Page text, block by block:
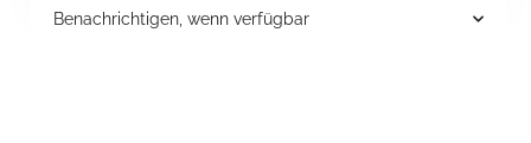
Benachrichtigen, wenn verfügbar